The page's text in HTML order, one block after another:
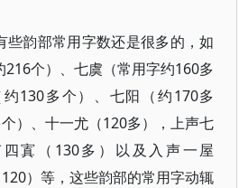
些韵部常用字数还是很多的，如
个）、七虞（常用字约160多
130多个）、七阳（约170多
）、十一尤（120多），上声七
寘（130多）以及入声一屋
120）等，这些韵部的常用字动辄